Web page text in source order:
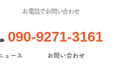
​お電話でお問い合わせ
090-9271-3161
ュース お問い合わせ